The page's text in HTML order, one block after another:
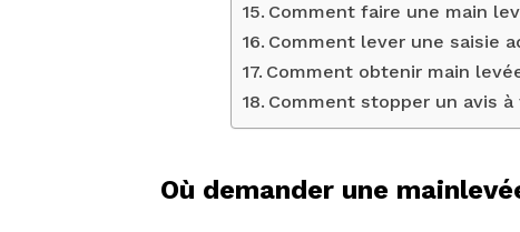
Comment faire une main
Comment lever une saisie
Comment obtenir main
Comment stopper un avis
Où demander une